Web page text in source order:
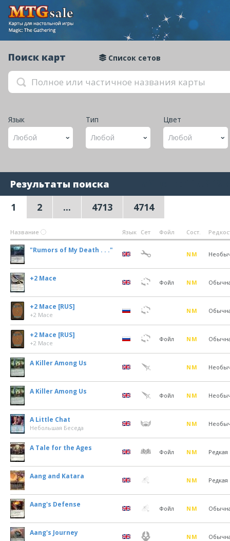
Поиск карт Список сетов
Язык
Любой
Тип
Любой
Цвет
Любой
Результаты поиска
1
2 ... 4713 4714
Название Язык Сет Фойл Сост.
"Rumors of My Death . . ." NM
+2 Mace Фойл NM
+2 Mace [RUS]
+2 Mace
NM
+2 Mace [RUS]
+2 Mace
Фойл NM
A Killer Among Us NM
A Killer Among Us Фойл NM
A Little Chat
Небольшая Беседа
NM
A Tale for the Ages Фойл NM Редкая
Aang and Katara NM Редкая
Aang's Defense Фойл NM
Aang's Journey NM